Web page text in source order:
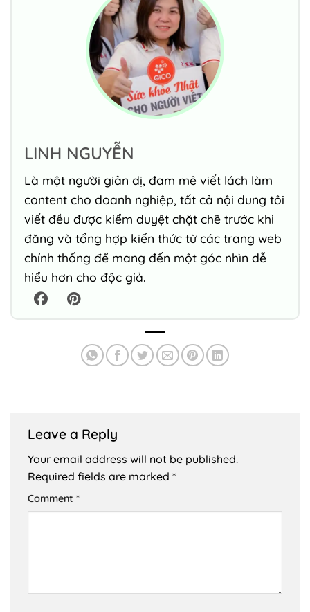
LINH NGUYỄN
Là một người giản dị, đam mê viết lách làm
content cho doanh nghiệp, tất cả nội dung tôi
viết đều được kiểm duyệt chặt chẽ trước khi
đăng và tổng hợp kiến thức từ các trang web
chính thống để mang đến một góc nhìn dễ
hiểu hơn cho độc giả.
Leave a Reply
Your email address will not be published.
Required fields are marked *
Comment *